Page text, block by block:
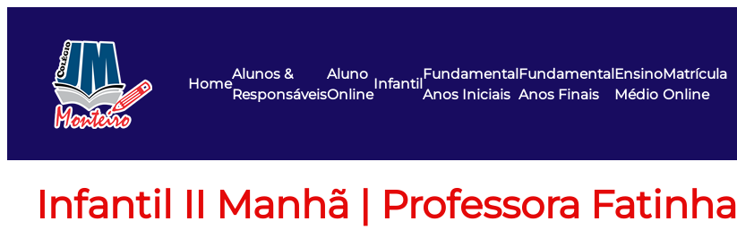
conteúdo
Home
Alunos &
Responsáveis
Aluno
Online
Infantil
Fundamental
Anos Iniciais
Fundamental
Anos Finais
Ensino
Médio
Matrícula
Online
Infantil II Manhã | Professora Fatinha